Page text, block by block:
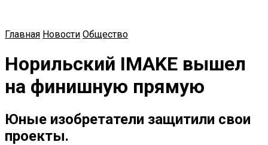
Главная Новости Общество
Норильский IMAKE вышел
на финишную прямую
Юные изобретатели защитили свои
проекты.